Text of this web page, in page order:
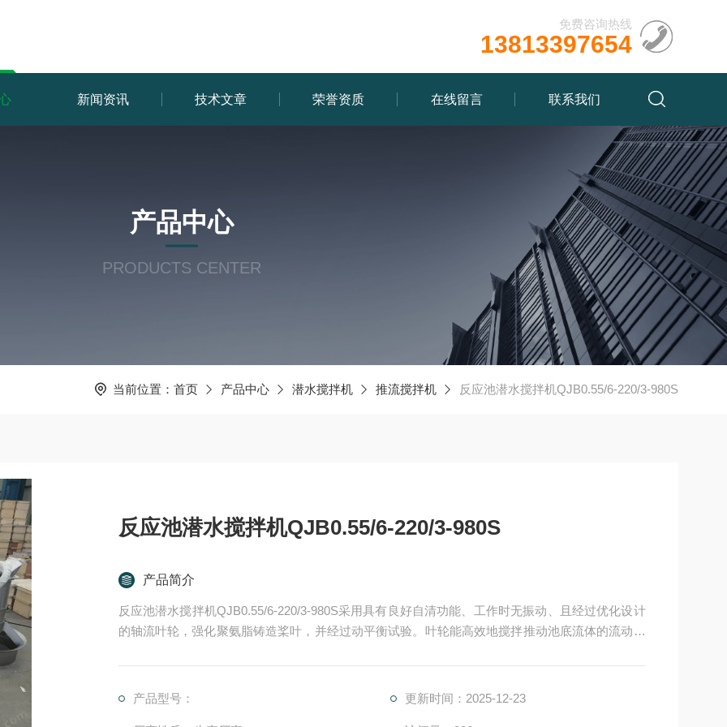
免费咨询热线
13813397654
新闻资讯 技术文章 荣誉资质 在线留言 联系我们
产品中心
PRODUCTS CENTER
当前位置： 首页 产品中心 潜水搅拌机 推流搅拌机 反应池潜水搅拌机QJB0.55/6-220/3-980S
反应池潜水搅拌机QJB0.55/6-220/3-980S
产品简介
反应池潜水搅拌机QJB0.55/6-220/3-980S采用具有良好自清功能、工作时无振动、且经过优化设计
的轴流叶轮，强化聚氨脂铸造桨叶，并经过动平衡试验。叶轮能高效地搅拌推动池底流体的流动。
无论是正转还是偶尔发生反转都不会发生松动。叶轮作动平衡和静平衡试验.
产品型号： 更新时间：2025-12-23